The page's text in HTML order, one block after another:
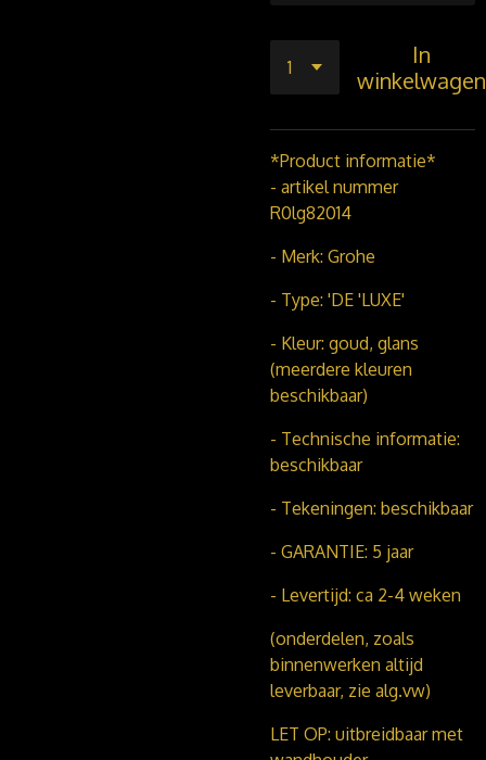
In
winkelwagen
*Product informatie*
- artikel nummer
R0lg82014
- Merk: Grohe
- Type: 'DE 'LUXE'
- Kleur: goud, glans
(meerdere kleuren
beschikbaar)
- Technische informatie:
beschikbaar
- Tekeningen: beschikbaar
- GARANTIE: 5 jaar
- Levertijd: ca 2-4 weken
(onderdelen, zoals
binnenwerken altijd
leverbaar, zie alg.vw)
LET OP: uitbreidbaar met